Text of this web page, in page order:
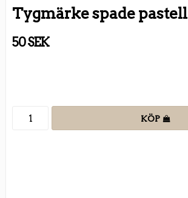
Tygmärke spade pastell
50 SEK
KÖP